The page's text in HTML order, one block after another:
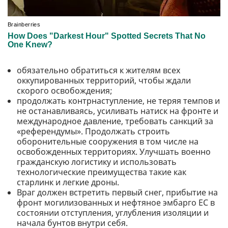
обязательно обратиться к жителям всех
оккупированных территорий, чтобы ждали
скорого освобождения;
продолжать контрнаступление, не теряя темпов и
не останавливаясь, усиливать натиск на фронте и
международное давление, требовать санкций за
«референдумы». Продолжать строить
оборонительные сооружения в том числе на
освобожденных территориях. Улучшать военно
гражданскую логистику и использовать
технологические преимущества такие как
старлинк и легкие дроны.
Враг должен встретить первый снег, прибытие на
фронт мoгилизованных и нефтяное эмбарго ЕС в
состоянии отступления, углубления изоляции и
начала бунтов внутри себя.